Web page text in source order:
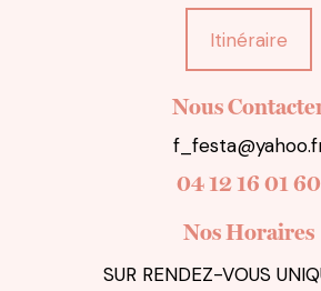
Itinéraire
Nous
04 12 16 01 60
Nos Horaires
SUR RENDEZ-VOUS